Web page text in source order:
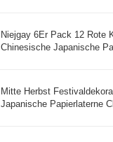
Niejgay 6Er Pack 12 Rote
Chinesische Japanische
Mitte Herbst
Japanische Papierlaterne